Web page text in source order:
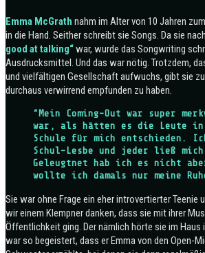
Emma McGrath nahm im Alter von 10 Jahren
in die Hand. Seither schreibt sie Songs. Da sie
good at talking“war, wurde das Songwriting
Ausdrucksmittel. Und das war nötig. Trotzdem,
und vielfältigen Gesellschaft aufwuchs, gibt sie
durchaus verwirrend empfunden zu haben.
“Mein Coming-Out war super
war, als hätten es die Leute in
Schule für mich entschieden.
Schul-Lesbe und jeder ließ
Geleugtnet hab ich es nicht
wollte ich damals nur meine
Sie war ohne Frage ein eher introvertierter Teenie
wir einem Klempner danken, dass sie mit ihrer
Öffentlichkeit ging. Der nämlich hörte sie im Haus
war so begeistert, dass er Emma von den Open-